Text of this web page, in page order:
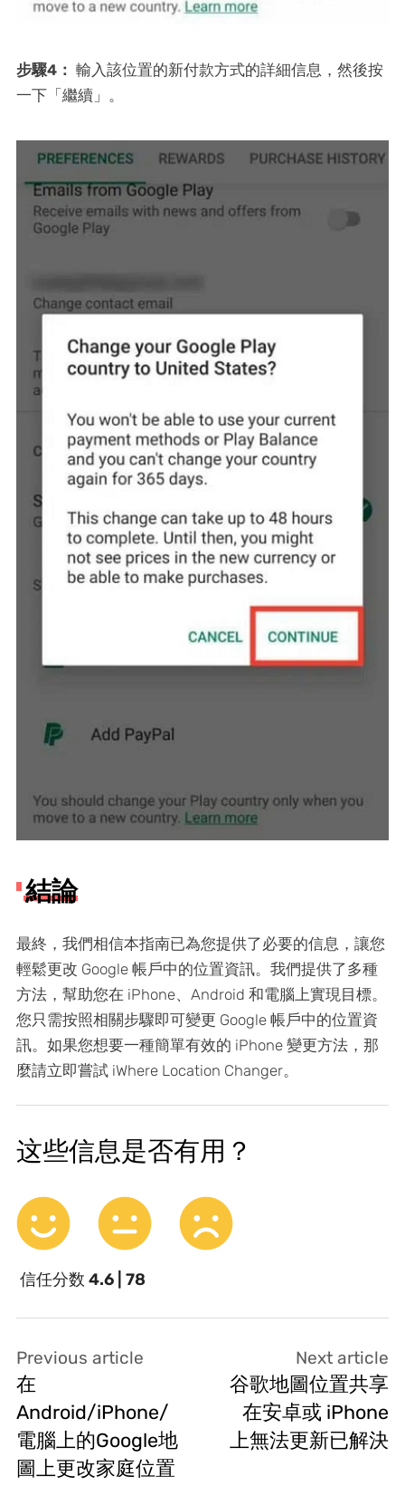
步驟4： 輸入該位置的新付款方式的詳細信息，然後按
一下「繼續」。
結論
最終，我們相信本指南已為您提供了必要的信息，讓您
輕鬆更改 Google 帳戶中的位置資訊。我們提供了多種
方法，幫助您在 iPhone、Android 和電腦上實現目標。
您只需按照相關步驟即可變更 Google 帳戶中的位置資
訊。如果您想要一種簡單有效的 iPhone 變更方法，那
麼請立即嘗試 iWhere Location Changer。
这些信息是否有用？
信任分数 4.6 | 78
Previous article
在
Android/iPhone/
電腦上的Google地
圖上更改家庭位置
Next article
谷歌地圖位置共享
在安卓或 iPhone
上無法更新已解決